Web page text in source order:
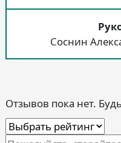
Соснин
Отзывов пока нет.